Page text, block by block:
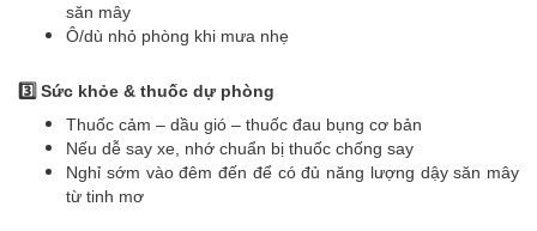
săn mây
Ô/dù nhỏ phòng khi mưa nhẹ
3️⃣ Sức khỏe & thuốc dự phòng
Thuốc cảm – dầu gió – thuốc đau bụng cơ bản
Nếu dễ say xe, nhớ chuẩn bị thuốc chống say
Nghỉ sớm vào đêm đến để có đủ năng lượng dậy săn mây
từ tinh mơ